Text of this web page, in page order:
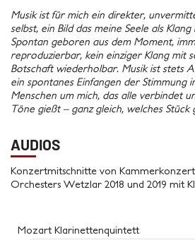
Musik ist für mich ein direkter,
selbst, ein Bild das meine Seele als
Spontan geboren aus dem Moment,
reproduzierbar, kein einziger Klang mit
Botschaft wiederholbar. Musik ist stets
ein spontanes Einfangen der Stimmung
Menschen um mich, das alle verbindet
Töne gießt – ganz gleich, welches Stück
AUDIOS
Konzertmitschnitte von
Orchesters Wetzlar 2018 und 2019 mit
Mozart Klarinettenquintett